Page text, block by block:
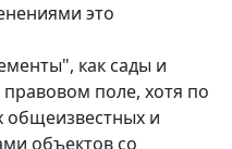
это
как сады и
поле, хотя по
общеизвестных и
объектов со